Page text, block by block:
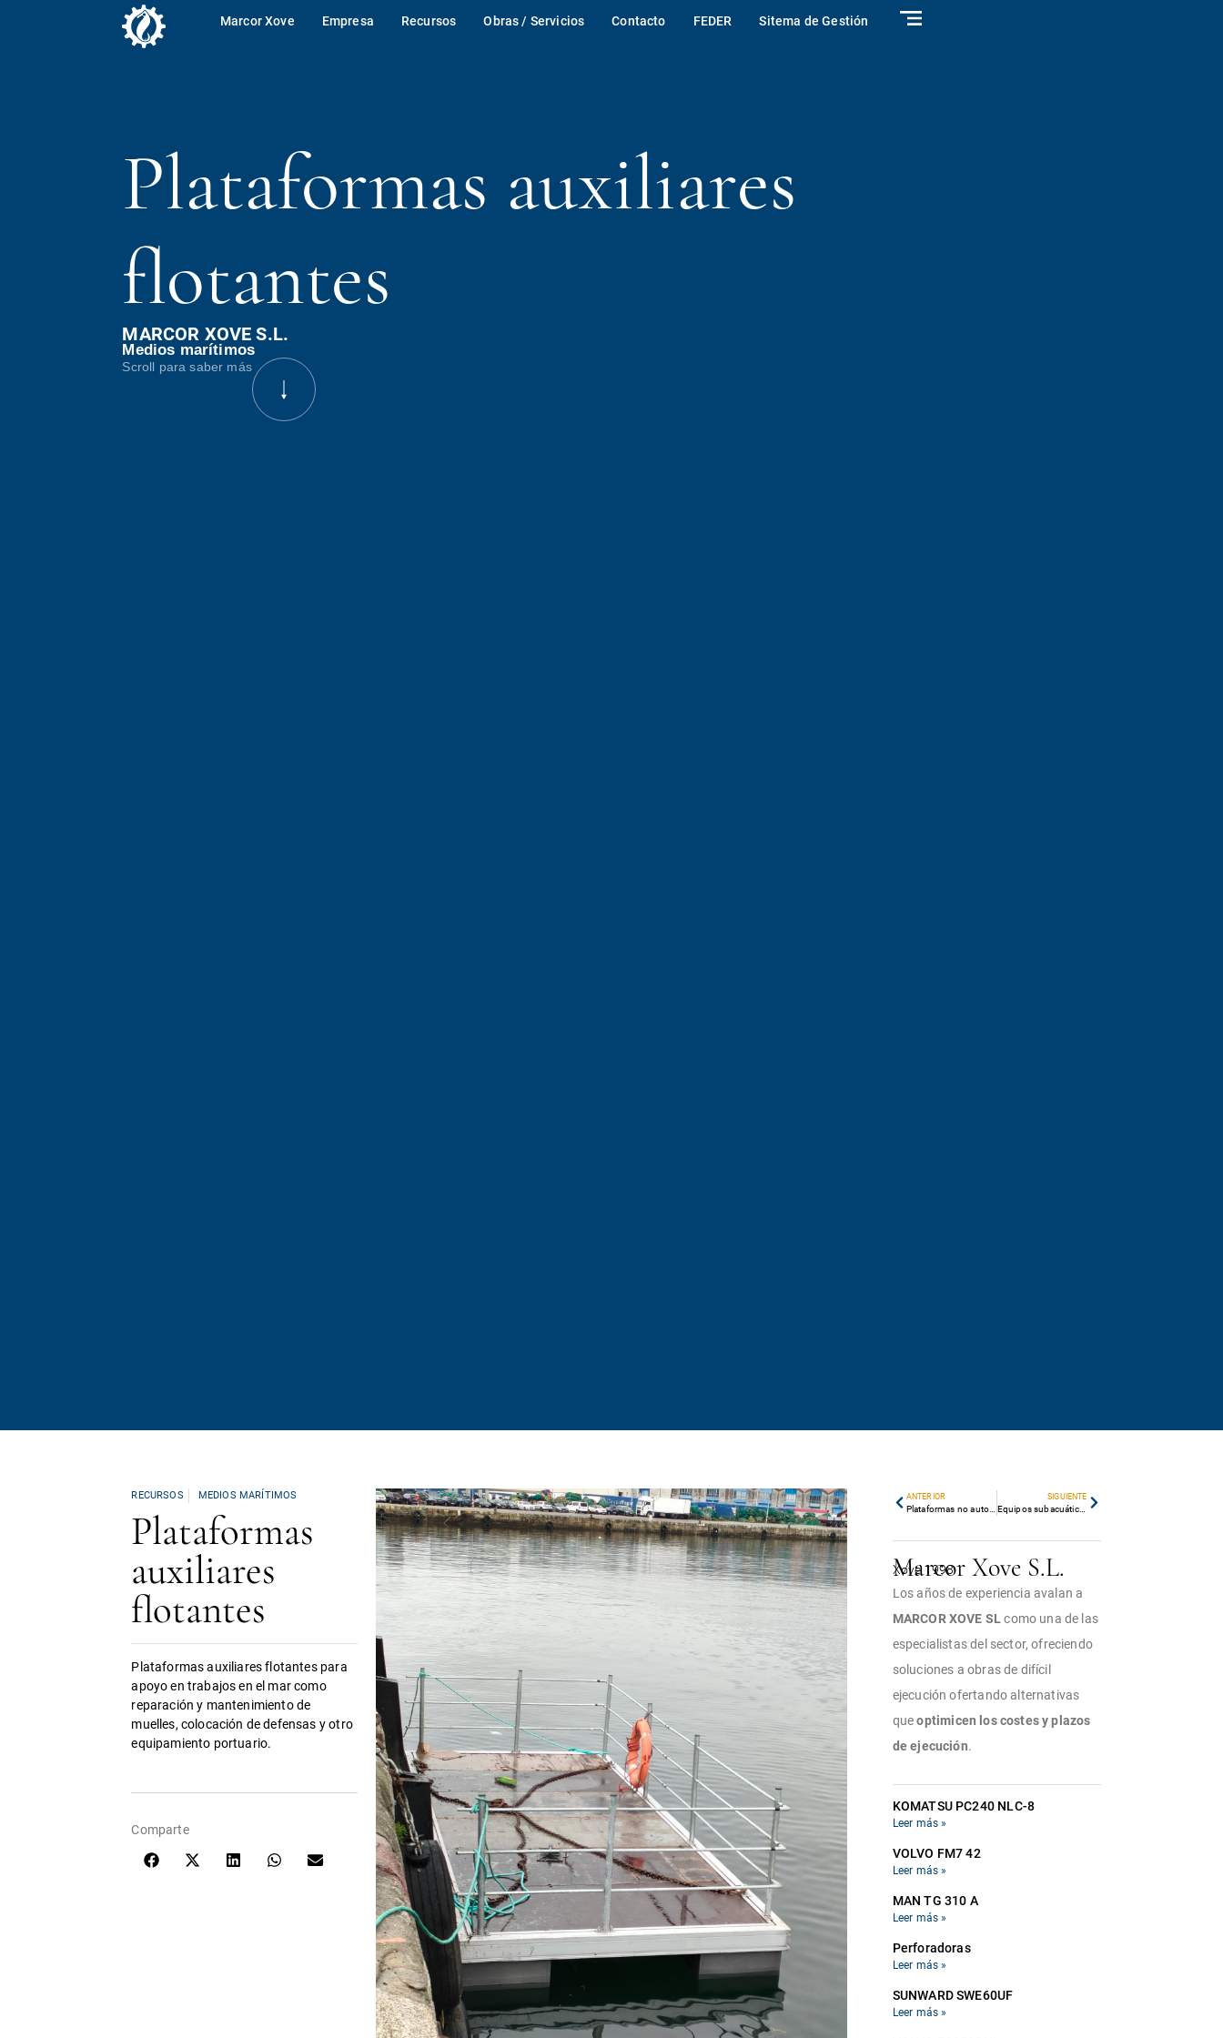
Marcor Xove Empresa Recursos Obras / Servicios Contacto FEDER Sitema de Gestión
Plataformas auxiliares
flotantes
MARCOR XOVE S.L.
Medios marítimos
Scroll para saber más
RECURSOS MEDIOS MARÍTIMOS
Plataformas
auxiliares
flotantes
Plataformas auxiliares flotantes para
apoyo en trabajos en el mar como
reparación y mantenimiento de
muelles, colocación de defensas y otro
equipamiento portuario.
Comparte
ANTERIOR
SIGUIENTE
Equipos subacuáticos
Marcor Xove S.L.
Xove 1998
Los años de experiencia avalan a
MARCOR XOVE SLcomo una de las
especialistas del sector, ofreciendo
soluciones a obras de difícil
ejecución ofertando alternativas
queoptimicen los costes y plazos
de ejecución.
KOMATSU PC240 NLC-8
Leer más »
VOLVO FM7 42
Leer más »
MAN TG 310 A
Leer más »
Perforadoras
Leer más »
SUNWARD SWE60UF
Leer más »